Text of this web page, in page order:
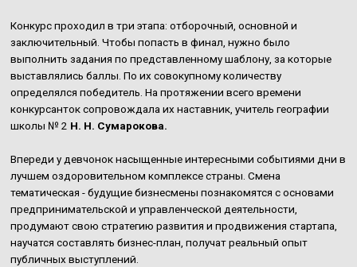
Конкурс проходил в три этапа: отборочный, основной и
заключительный. Чтобы попасть в финал, нужно было
выполнить задания по представленному шаблону, за которые
выставлялись баллы. По их совокупному количеству
определялся победитель. На протяжении всего времени
конкурсанток сопровождала их наставник, учитель географии
школы № 2 Н. Н. Сумарокова.
Впереди у девчонок насыщенные интересными событиями дни в
лучшем оздоровительном комплексе страны. Смена
тематическая - будущие бизнесмены познакомятся с основами
предпринимательской и управленческой деятельности,
продумают свою стратегию развития и продвижения стартапа,
научатся составлять бизнес-план, получат реальный опыт
публичных выступлений.